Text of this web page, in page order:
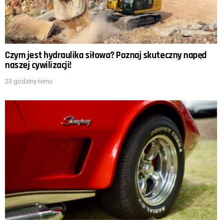
Czym jest hydraulika siłowa? Poznaj skuteczny napęd
naszej cywilizacji!
23 godziny temu